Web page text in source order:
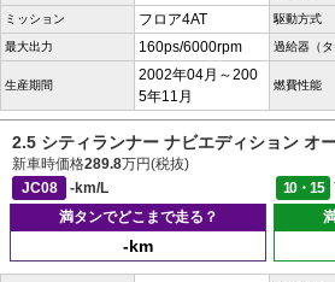
ミッション フロア4AT 駆動方式
最大出力 160ps/6000rpm 過給器（タ
生産期間
2002年04月～200
5年11月
燃費性能
2.5 シティランナー ナビエディション オ
新車時価格289.8万円(税抜)
JC08
-km/L 10・15
満タンでどこまで走る？
-km